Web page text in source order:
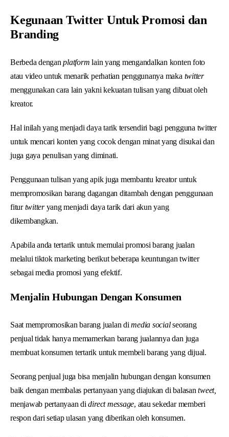
Kegunaan Twitter Untuk Promosi dan
Branding
Berbeda dengan platform lain yang mengandalkan konten foto
atau video untuk menarik perhatian penggunanya maka twitter
menggunakan cara lain yakni kekuatan tulisan yang dibuat oleh
kreator.
Hal inilah yang menjadi daya tarik tersendiri bagi pengguna twitter
untuk mencari konten yang cocok dengan minat yang disukai dan
juga gaya penulisan yang diminati.
Penggunaan tulisan yang apik juga membantu kreator untuk
mempromosikan barang dagangan ditambah dengan penggunaan
fiturtwitteryang menjadi daya tarik dari akun yang
dikembangkan.
Apabila anda tertarik untuk memulai promosi barang jualan
melalui tiktok marketing berikut beberapa keuntungan twitter
sebagai media promosi yang efektif.
Menjalin Hubungan Dengan Konsumen
Saat mempromosikan barang jualan dimedia socialseorang
penjual tidak hanya memamerkan barang jualannya dan juga
membuat konsumen tertarik untuk membeli barang yang dijual.
Seorang penjual juga bisa menjalin hubungan dengan konsumen
baik dengan membalas pertanyaan yang diajukan di balasantweet,
menjawab pertanyaan didirect message, atau sekedar memberi
respon dari setiap ulasan yang diberikan oleh konsumen.